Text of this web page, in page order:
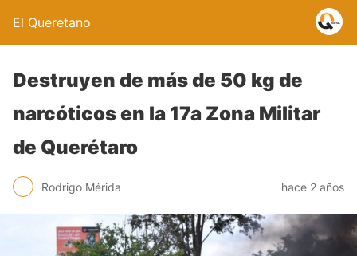
El Queretano
Destruyen de más de 50 kg de
narcóticos en la 17a Zona Militar
de Querétaro
Rodrigo Mérida hace 2 años